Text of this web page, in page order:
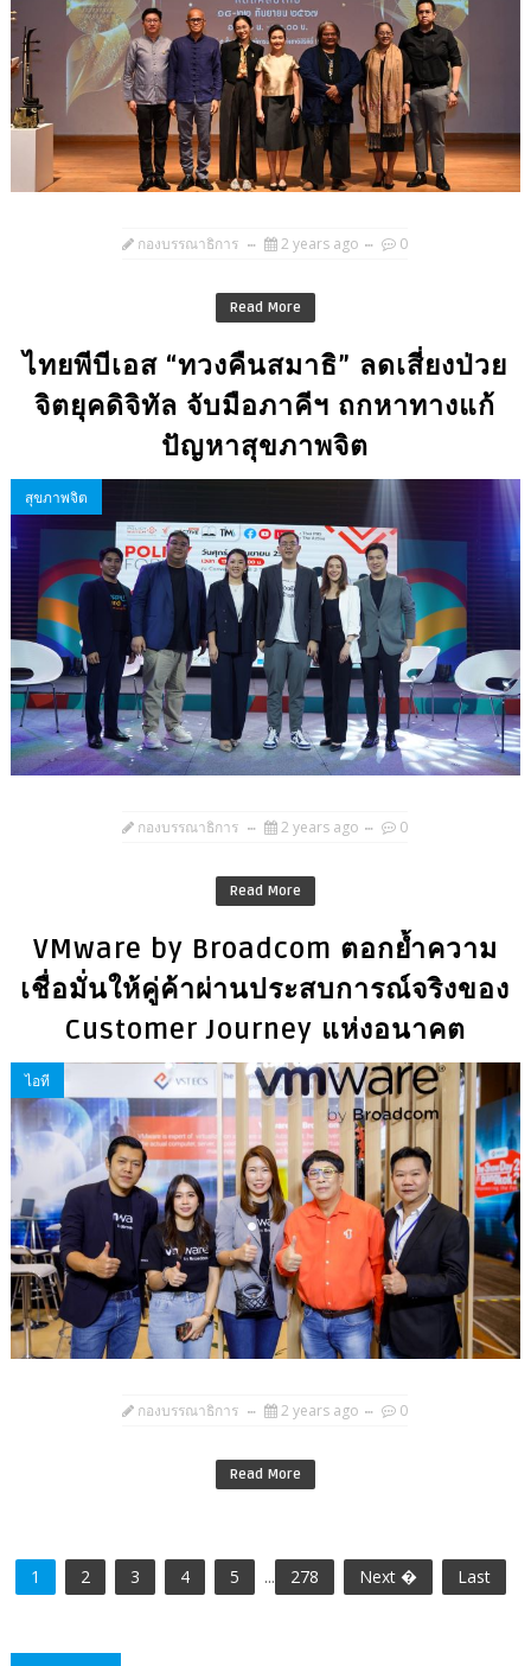
กองบรรณาธิการ 2 years ago 0
Read More
ไทยพีบีเอส “ทวงคืนสมาธิ” ลดเสี่ยงป่วย
จิตยุคดิจิทัล จับมือภาคีฯ ถกหาทางแก้
ปัญหาสุขภาพจิต
สุขภาพจิต
กองบรรณาธิการ 2 years ago 0
Read More
VMware by Broadcom ตอกย้ำความ
เชื่อมั่นให้คู่ค้าผ่านประสบการณ์จริงของ
Customer Journey แห่งอนาคต
ไอที
กองบรรณาธิการ 2 years ago 0
Read More
1 2 3 4 5 ... 278 Next � Last